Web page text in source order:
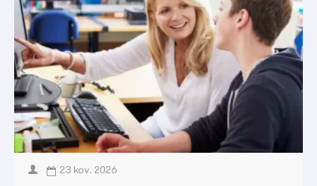
23 kov. 2026